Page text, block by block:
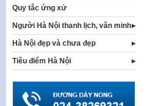
Quy tắc ứng xử
Người Hà Nội thanh lịch, văn minh
Hà Nội đẹp và chưa đẹp
Tiêu điểm Hà Nội